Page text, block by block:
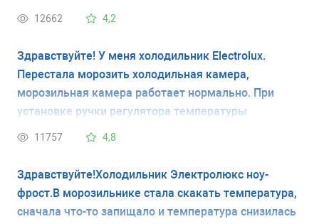
знаком и температура тоже минус 18 мигает и
это такое и как это устранить?
12662 4,2
Здравствуйте! У меня холодильник Electrolux.
Перестала морозить холодильная камера,
морозильная камера работает нормально. При
установке ручки регулятора температуры
холодильной камеры в максимальное положение и
работать, морозит продолжительное время, после
чего выключается (температура опускается до
очень низкой - перемораживает продукты).
11757 4,8
Здравствуйте!Холодильник Электролюкс ноу-
фрост.В морозильнике стала скакать температура,
сначала что-то запищало и температура снизилась